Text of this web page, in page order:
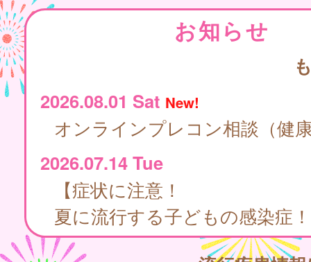
お知らせ
2026.08.01 Sat New!
オンラインプレコン相談（健
2026.07.14 Tue
【症状に注意！
夏に流行する子どもの感染症